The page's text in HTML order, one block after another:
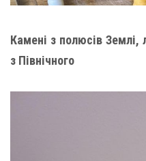
Камені з полюсів Землі,
з Північного